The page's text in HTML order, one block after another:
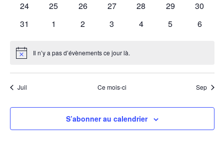
0
24
0
25
0
26
0
27
0
28
0
29
0
30
0
31
0
1
0
2
0
3
0
4
0
5
0
6
Notice Il n’y a pas d’évènements ce jour là.
Juil Ce mois-ci Sep
S’abonner au calendrier